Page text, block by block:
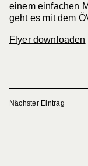
einem einfachen
geht es mit dem
Flyer downloaden
Nächster Eintrag